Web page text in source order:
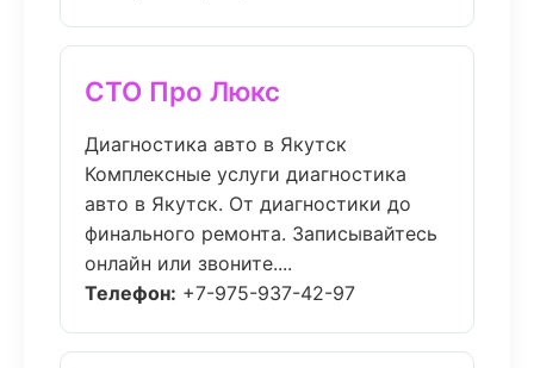
СТО Про Люкс
Диагностика авто в Якутск
Комплексные услуги диагностика
авто в Якутск. От диагностики до
финального ремонта. Записывайтесь
онлайн или звоните....
Телефон: +7-975-937-42-97